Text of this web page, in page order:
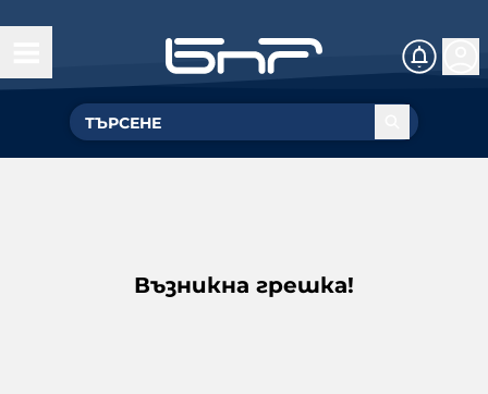
Възникна грешка!